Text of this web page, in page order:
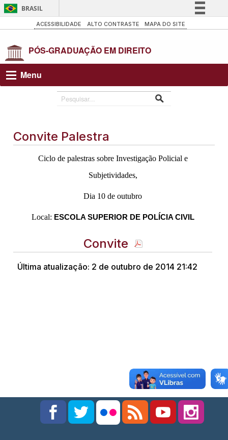
BRASIL
Simplifique!
Participe
Legislação
Canais
ACESSIBILIDADE ALTO CONTRASTE MAPA DO SITE
Menu
Convite Palestra
Ciclo de palestras sobre Investigação Policial e
Subjetividades,
Dia 10 de outubro
Local: ESCOLA SUPERIOR DE POLÍCIA CIVIL
Convite
Última atualização: 2 de outubro de 2014 21:42